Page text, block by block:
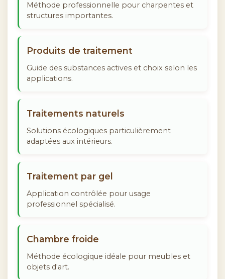
Méthode professionnelle pour charpentes et
structures importantes.
Produits de traitement
Guide des substances actives et choix selon les
applications.
Traitements naturels
Solutions écologiques particulièrement
adaptées aux intérieurs.
Traitement par gel
Application contrôlée pour usage
professionnel spécialisé.
Chambre froide
Méthode écologique idéale pour meubles et
objets d'art.